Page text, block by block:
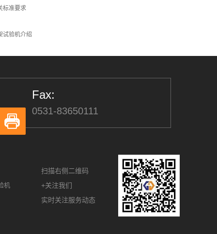
标准要求
试验机介绍
Fax:
0531-83650111
机
扫描右侧二维码
+关注我们
实时关注服务动态